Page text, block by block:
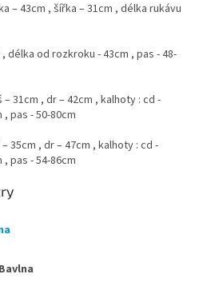
– 43cm , šířka – 31cm , délka rukávu
délka od rozkroku - 43cm , pas - 48-
31cm , dr – 42cm , kalhoty : cd -
pas - 50-80cm
35cm , dr – 47cm , kalhoty : cd -
pas - 54-86cm